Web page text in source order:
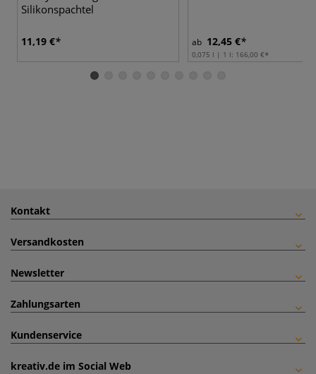
Silikonspachtel
11,19 € ab 12,45 €
0,075 l | 1 l: 166,00 €
Kontakt
Versandkosten
Newsletter
Zahlungsarten
Kundenservice
kreativ.de im Social Web